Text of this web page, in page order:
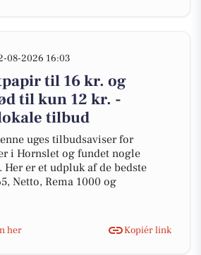
08-2026 16:03
til 16 kr. og
til kun 12 kr. -
tilbud
uges tilbudsaviser for
i Hornslet og fundet nogle
er et udpluk af de bedste
Netto, Rema 1000 og
her Kopiér link